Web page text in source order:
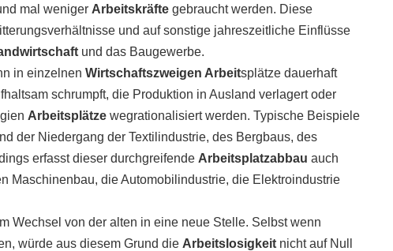
mal weniger Arbeitskräfte gebraucht werden. Diese
und auf sonstige jahreszeitliche Einflüsse
und das Baugewerbe.
in einzelnen Wirtschaftszweigen Arbeitsplätze dauerhaft
schrumpft, die Produktion in Ausland verlagert oder
Arbeitsplätze wegrationalisiert werden. Typische Beispiele
der Niedergang der Textilindustrie, des Bergbaus, des
erfasst dieser durchgreifende Arbeitsplatzabbau auch
Maschinenbau, die Automobilindustrie, die Elektroindustrie
Wechsel von der alten in eine neue Stelle. Selbst wenn
würde aus diesem Grund die Arbeitslosigkeit nicht auf Null